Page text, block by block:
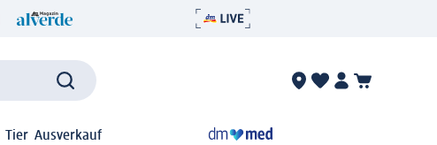
Tier Ausverkauf